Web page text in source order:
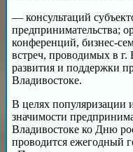
— консультаций
предпринимательства;
конференций, бизнес-
встреч, проводимых в г.
развития и поддержки
Владивостоке.
В целях популяризации
значимости
Владивостоке ко Дню
проводится ежегодный